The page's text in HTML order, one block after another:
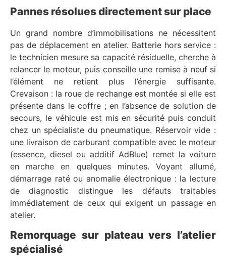
Pannes résolues directement sur place
Un grand nombre d’immobilisations ne nécessitent
pas de déplacement en atelier. Batterie hors service :
le technicien mesure sa capacité résiduelle, cherche à
relancer le moteur, puis conseille une remise à neuf si
l’élément ne retient plus l’énergie suffisante.
Crevaison : la roue de rechange est montée si elle est
présente dans le coffre ; en l’absence de solution de
secours, le véhicule est mis en sécurité puis conduit
chez un spécialiste du pneumatique. Réservoir vide :
une livraison de carburant compatible avec le moteur
(essence, diesel ou additif AdBlue) remet la voiture
en marche en quelques minutes. Voyant allumé,
démarrage raté ou anomalie électronique : la lecture
de diagnostic distingue les défauts traitables
immédiatement de ceux qui exigent un passage en
atelier.
Remorquage sur plateau vers l’atelier
spécialisé